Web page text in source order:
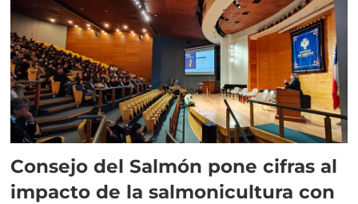
Consejo del Salmón pone cifras al
impacto de la salmonicultura con